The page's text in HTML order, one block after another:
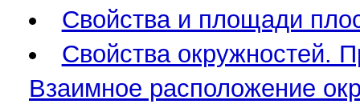
Свойства и площади
Свойства окружностей.
Взаимное расположение